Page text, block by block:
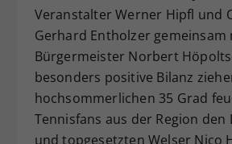
Veranstalter Werner Hipfl und
Gerhard Entholzer gemeinsam
Bürgermeister Norbert
besonders positive Bilanz
hochsommerlichen 35 Grad
Tennisfans aus der Region
und topgesetzten Welser Nico
Zweck
Dieser Wert
Einstellungen. Unter
zufällig generierte
historische
vorgenommen
Webseiten-
hat.